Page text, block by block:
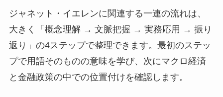
ジャネット・イエレンに関連する一連の流れは、
大きく「概念理解 → 文脈把握 → 実務応用 → 振り
返り」の4ステップで整理できます。最初のステッ
プで用語そのものの意味を学び、次にマクロ経済
と金融政策の中での位置付けを確認します。